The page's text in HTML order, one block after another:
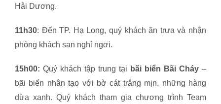
Hải Dương.
11h30: Đến TP. Hạ Long, quý khách ăn trưa và nhận
phòng khách sạn nghỉ ngơi.
15h00: Quý khách tập trung tại bãi biển Bãi Cháy –
bãi biển nhân tạo với bờ cát trắng mịn, những hàng
dừa xanh. Quý khách tham gia chương trình Team